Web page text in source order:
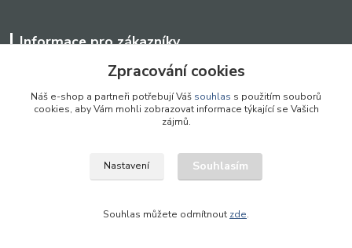
Informace pro zákazníky
Jak nakupovat
Obchodní podmínky
Zpracování cookies
Náš e-shop a partneři potřebují Váš souhlas s použitím souborů
cookies, aby Vám mohli zobrazovat informace týkající se Vašich
zájmů.
Nastavení Souhlasím
Souhlas můžete odmítnout zde.